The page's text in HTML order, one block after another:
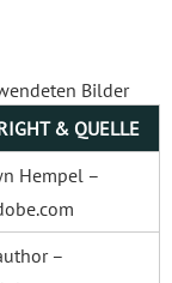
Bilder
& QUELLE
Hempel –
–